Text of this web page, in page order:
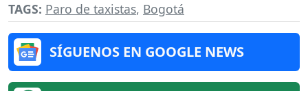
TAGS: Paro de taxistas, Bogotá
SÍGUENOS EN GOOGLE NEWS